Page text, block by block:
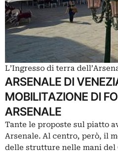
L’Ingresso di terra
ARSENALE DI
MOBILITAZIONE DI
ARSENALE
Tante le proposte sul piatto
Arsenale. Al centro, però, il
delle strutture nelle mani del